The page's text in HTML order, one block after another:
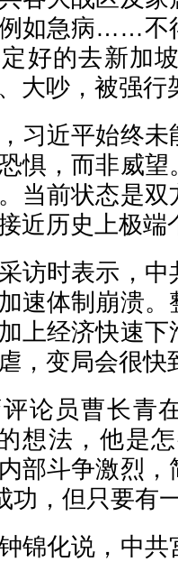
如急病……不
好的去新加
大吵，被强行
习近平始终
惧，而非威
当前状态是
近历史上极
访时表示，
速体制崩溃
上经济快速
，变局会很快
论员曹长青
想法，他是
部斗争激烈
功，但只要有
锦化说，中